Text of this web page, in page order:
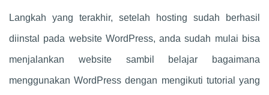
Langkah yang terakhir, setelah hosting sudah berhasil
diinstal pada website WordPress, anda sudah mulai bisa
menjalankan website sambil belajar bagaimana
menggunakan WordPress dengan mengikuti tutorial yang